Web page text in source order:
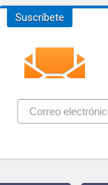
Suscríbete